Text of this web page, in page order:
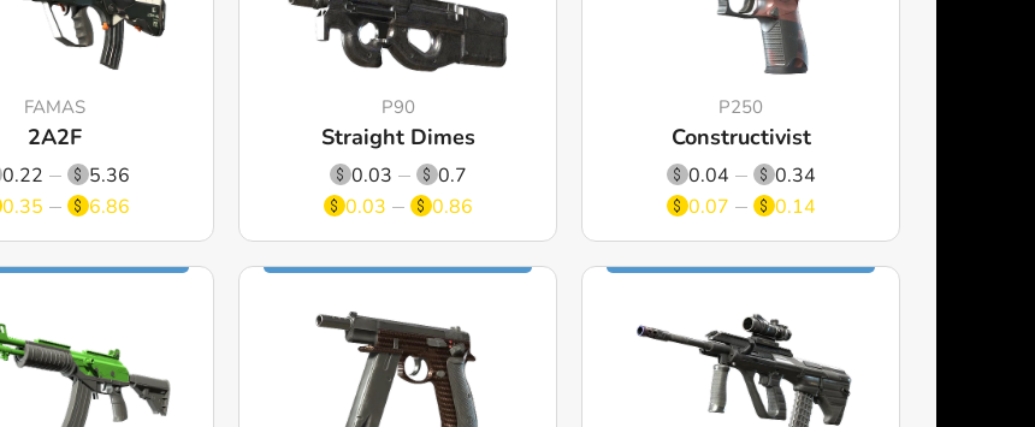
FAMAS
2A2F
0.22
5.36
0.35
6.86
P90
Straight Dimes
0.03
0.7
0.03
0.86
P250
Constructivist
0.04
0.34
0.07
0.14